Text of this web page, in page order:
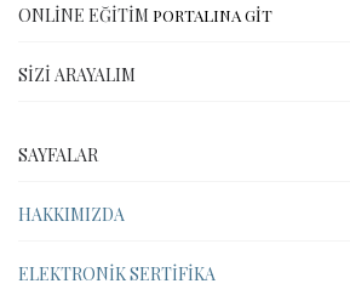
ONLINE EĞITIM PORTALINA GİT
SIZI ARAYALIM
SAYFALAR
HAKKIMIZDA
ELEKTRONIK SERTIFIKA